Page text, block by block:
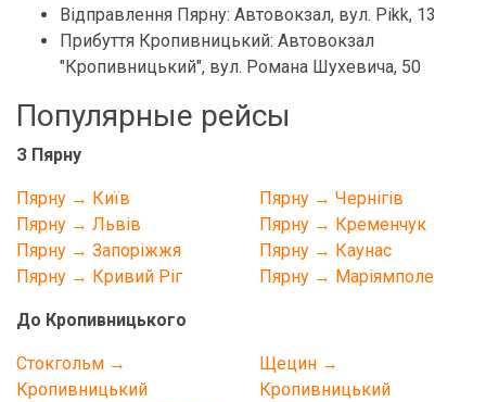
Відправлення Пярну: Автовокзал, вул. Pikk, 13
Прибуття Кропивницький: Автовокзал
"Кропивницький", вул. Романа Шухевича, 50
Популярные рейсы
З Пярну
Пярну → Київ
Пярну → Львів
Пярну → Запоріжжя
Пярну → Кривий Ріг
Пярну → Чернігів
Пярну → Кременчук
Пярну → Каунас
Пярну → Маріямполе
До Кропивницького
Стокгольм →
Кропивницький
Щецин →
Кропивницький